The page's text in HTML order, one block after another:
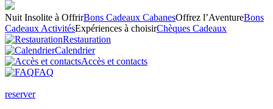
Nuit Insolite à OffrirBons Cadeaux CabanesOffrez l’AventureBons
Cadeaux ActivitésExpériences à choisirChèques Cadeaux
Restauration
Calendrier
Accès et contacts
FAQ
reserver